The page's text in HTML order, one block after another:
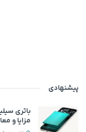
پیشنهادی
باتری
مزایا و